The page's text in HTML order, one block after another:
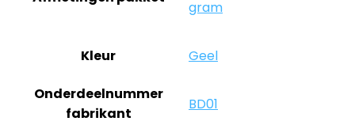
gram
Kleur ‎Geel
Onderdeelnummer
fabrikant
‎BD01